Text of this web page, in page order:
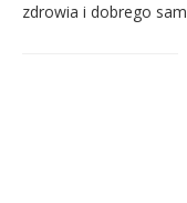
zdrowia i dobrego